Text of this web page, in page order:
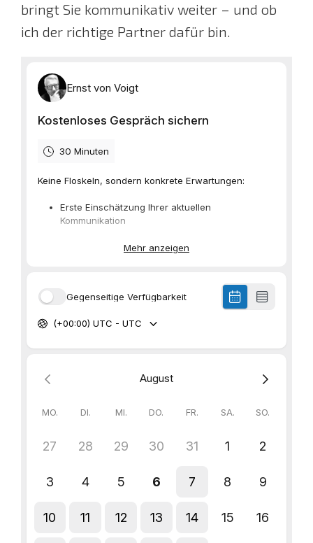
bringt Sie kommunikativ weiter – und ob
ich der richtige Partner dafür bin.